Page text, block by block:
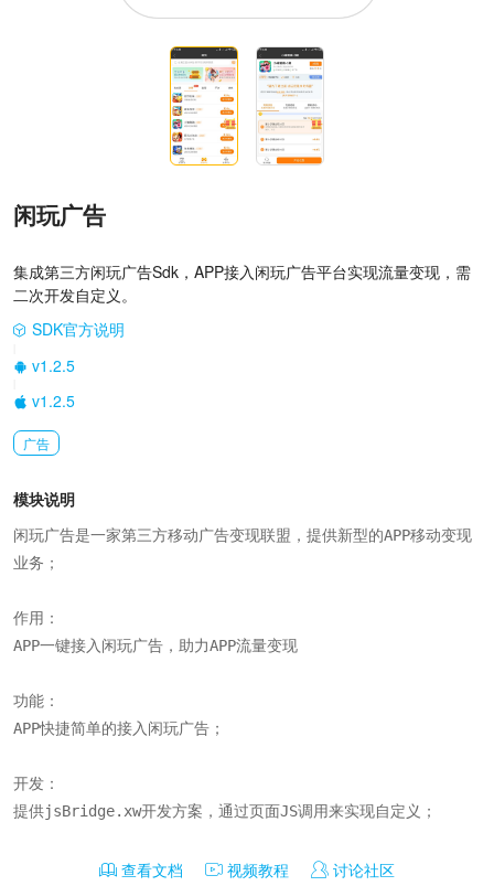
闲玩广告
集成第三方闲玩广告Sdk，APP接入闲玩广告平台实现流量变现，需
二次开发自定义。
SDK官方说明
v1.2.5
v1.2.5
广告
模块说明
闲玩广告是一家第三方移动广告变现联盟，提供新型的APP移动变现
业务；
作用：
APP一键接入闲玩广告，助力APP流量变现
功能：
APP快捷简单的接入闲玩广告；
开发：
提供jsBridge.xw开发方案，通过页面JS调用来实现自定义；
查看文档 视频教程 讨论社区